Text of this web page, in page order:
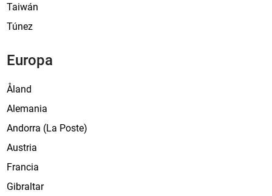
Taiwán
Túnez
Europa
Åland
Alemania
Andorra (La Poste)
Austria
Francia
Gibraltar